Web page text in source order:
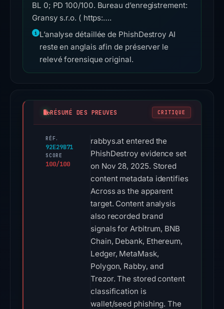
BL 0; PD 100/100. Bureau d’enregistrement:
Gransy s.r.o. ( https:….
L’analyse détaillée de PhishDestroy AI
reste en anglais afin de préserver le
relevé forensique original.
RÉSUMÉ DES PREUVES CRITIQUE
RÉF.
92E29B71
SCORE
100/100
rabbys.at entered the
PhishDestroy evidence set
on Nov 28, 2025. Stored
content metadata identifies
Across as the apparent
target. Content analysis
also recorded brand
signals for Arbitrum, BNB
Chain, Debank, Ethereum,
Ledger, MetaMask,
Polygon, Rabby, and
Trezor. The stored content
classification is
wallet/seed phishing. The